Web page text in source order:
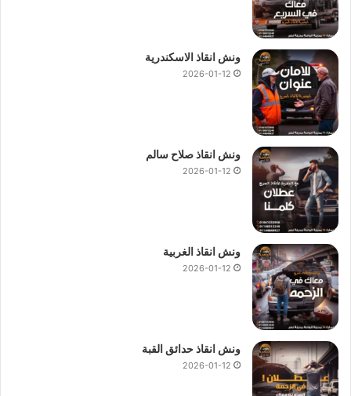
ونش انقاذ الاسكندرية
2026-01-12
ونش انقاذ صلاح سالم
2026-01-12
ونش انقاذ الغربية
2026-01-12
ونش انقاذ حدائق القبة
2026-01-12